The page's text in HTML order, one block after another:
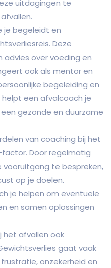
uitdagingen te
je begeleidt en
Deze
over voeding en
ook als mentor en
begeleiding en
een afvalcoach je
gezonde en duurzame
van coaching bij het
Door regelmatig
te bespreken,
op je doelen.
je helpen om eventuele
en samen oplossingen
het afvallen ook
gaat vaak
onzekerheid en